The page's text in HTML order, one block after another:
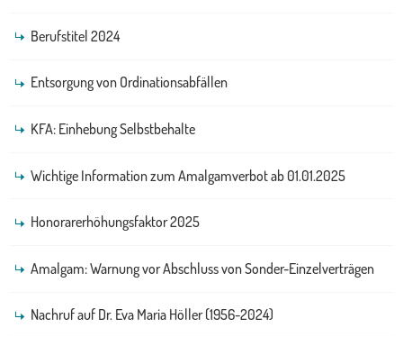
Berufstitel 2024
Entsorgung von Ordinationsabfällen
KFA: Einhebung Selbstbehalte
Wichtige Information zum Amalgamverbot ab 01.01.2025
Honorarerhöhungsfaktor 2025
Amalgam: Warnung vor Abschluss von Sonder-Einzelverträgen
Nachruf auf Dr. Eva Maria Höller (1956-2024)